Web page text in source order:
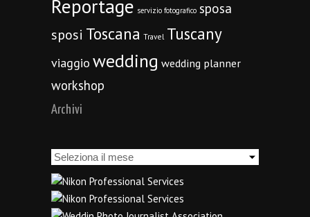
Reportage servizio fotografico sposa
sposi Toscana Travel Tuscany
viaggio wedding wedding planner
workshop
Archivi
Archivi